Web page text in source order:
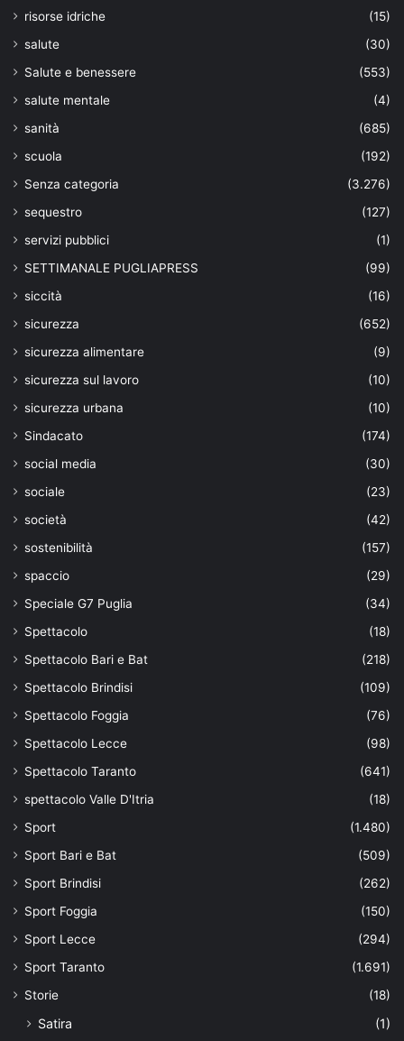
risorse idriche
(15)
salute
(30)
Salute e benessere
(553)
salute mentale
(4)
sanità
(685)
scuola
(192)
Senza categoria
(3.276)
sequestro
(127)
servizi pubblici
(1)
SETTIMANALE PUGLIAPRESS
(99)
siccità
(16)
sicurezza
(652)
sicurezza alimentare
(9)
sicurezza sul lavoro
(10)
sicurezza urbana
(10)
Sindacato
(174)
social media
(30)
sociale
(23)
società
(42)
sostenibilità
(157)
spaccio
(29)
Speciale G7 Puglia
(34)
Spettacolo
(18)
Spettacolo Bari e Bat
(218)
Spettacolo Brindisi
(109)
Spettacolo Foggia
(76)
Spettacolo Lecce
(98)
Spettacolo Taranto
(641)
spettacolo Valle D'Itria
(18)
Sport
(1.480)
Sport Bari e Bat
(509)
Sport Brindisi
(262)
Sport Foggia
(150)
Sport Lecce
(294)
Sport Taranto
(1.691)
Storie
(18)
Satira (1)